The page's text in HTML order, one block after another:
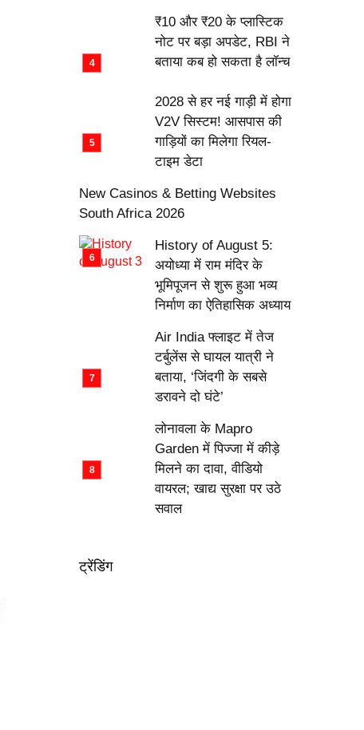
₹10 और ₹20 के प्लास्टिक
नोट पर बड़ा अपडेट, RBI ने
बताया कब हो सकता है लॉन्च
2028 से हर नई गाड़ी में होगा
V2V सिस्टम! आसपास की
गाड़ियों का मिलेगा रियल-
टाइम डेटा
New Casinos & Betting Websites
South Africa 2026
History of August 5:
अयोध्या में राम मंदिर के
भूमिपूजन से शुरू हुआ भव्य
निर्माण का ऐतिहासिक अध्याय
Air India फ्लाइट में तेज
टर्बुलेंस से घायल यात्री ने
बताया, ‘जिंदगी के सबसे
डरावने दो घंटे’
लोनावला के Mapro
Garden में पिज्जा में कीड़े
मिलने का दावा, वीडियो
वायरल; खाद्य सुरक्षा पर उठे
सवाल
ट्रेंडिंग